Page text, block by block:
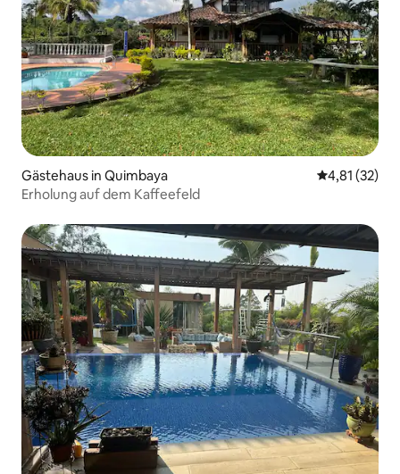
Gästehaus in Quimbaya
4,81 (32)
Erholung auf dem Kaffeefeld